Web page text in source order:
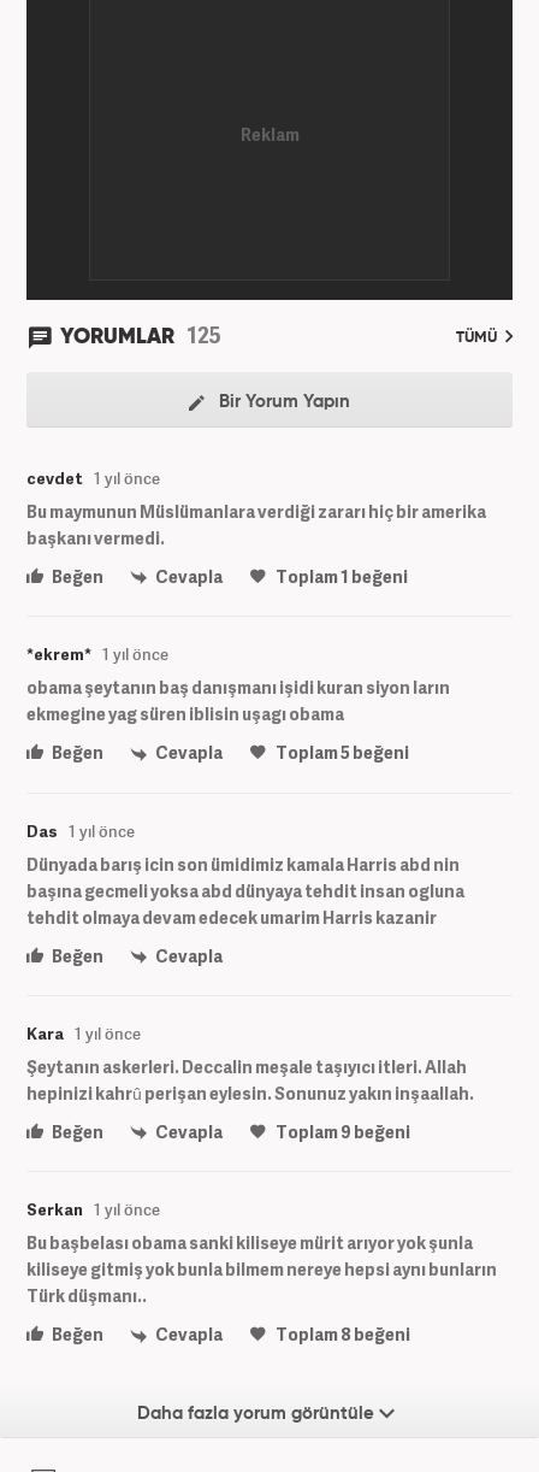
YORUMLAR 125 TÜMÜ
Bir Yorum Yapın
cevdet 1 yıl önce
Bu maymunun Müslümanlara verdiği zararı hiç bir amerika
başkanı vermedi.
Beğen
Cevapla Toplam1 beğeni
*ekrem* 1 yıl önce
obama şeytanın baş danışmanı işidi kuran siyon ların
ekmegine yag süren iblisin uşagı obama
Beğen
Cevapla Toplam5beğeni
Das 1 yıl önce
Dünyada barış icin son ümidimiz kamala Harris abd nin
başına gecmeli yoksa abd dünyaya tehdit insan ogluna
tehdit olmaya devam edecek umarim Harris kazanir
Beğen
Cevapla
Kara 1 yıl önce
Şeytanın askerleri. Deccalin meşale taşıyıcı itleri. Allah
hepinizi kahrû perişan eylesin. Sonunuz yakın inşaallah.
Beğen
Cevapla Toplam9 beğeni
Serkan 1 yıl önce
Bu başbelası obama sanki kiliseye mürit arıyor yok şunla
kiliseye gitmiş yok bunla bilmem nereye hepsi aynı bunların
Türk düşmanı..
Beğen
Cevapla Toplam8beğeni
Daha fazla yorum görüntüle